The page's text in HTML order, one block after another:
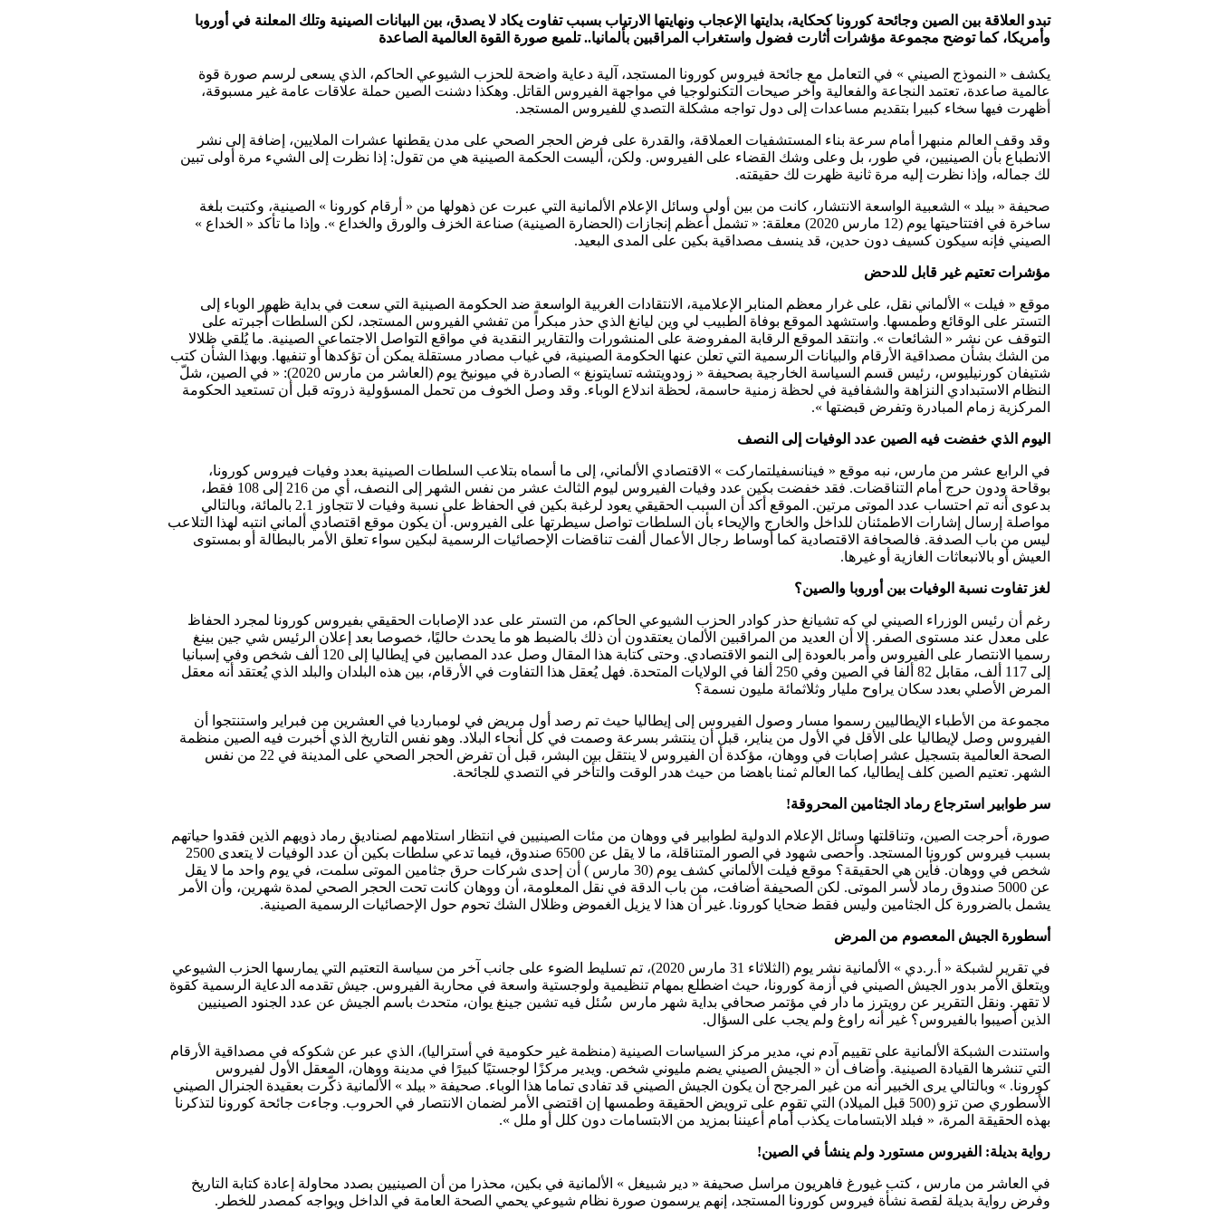
تبدو العلاقة بين الصين وجائحة كورونا كحكاية، بدايتها الإعجاب ونهايتها الارتياب بسبب تفاوت يكاد لا يصدق، بين البيانات الصينية وتلك المعلنة في أوروبا
وأمريكا، كما توضح مجموعة مؤشرات أثارت فضول واستغراب المراقبين بألمانيا.. تلميع صورة القوة العالمية الصاعدة
يكشف « النموذج الصيني » في التعامل مع جائحة فيروس كورونا المستجد، آلية دعاية واضحة للحزب الشيوعي الحاكم، الذي يسعى لرسم صورة قوة
عالمية صاعدة، تعتمد النجاعة والفعالية وآخر صيحات التكنولوجيا في مواجهة الفيروس القاتل. وهكذا دشنت الصين حملة علاقات عامة غير مسبوقة،
أظهرت فيها سخاء كبيرا بتقديم مساعدات إلى دول تواجه مشكلة التصدي للفيروس المستجد.
وقد وقف العالم منبهرا أمام سرعة بناء المستشفيات العملاقة، والقدرة على فرض الحجر الصحي على مدن يقطنها عشرات الملايين، إضافة إلى نشر
الانطباع بأن الصينيين، في طور، بل وعلى وشك القضاء على الفيروس. ولكن، أليست الحكمة الصينية هي من تقول: إذا نظرت إلى الشيء مرة أولى تبين
لك جماله، وإذا نظرت إليه مرة ثانية ظهرت لك حقيقته.
صحيفة « بيلد » الشعبية الواسعة الانتشار، كانت من بين أولى وسائل الإعلام الألمانية التي عبرت عن ذهولها من « أرقام كورونا » الصينية، وكتبت بلغة
ساخرة في افتتاحيتها يوم (12 مارس 2020) معلقة: « تشمل أعظم إنجازات (الحضارة الصينية) صناعة الخزف والورق والخداع ». وإذا ما تأكد « الخداع »
الصيني فإنه سيكون كسيف دون حدين، قد ينسف مصداقية بكين على المدى البعيد.
مؤشرات تعتيم غير قابل للدحض
موقع « فيلت » الألماني نقل، على غرار معظم المنابر الإعلامية، الانتقادات الغربية الواسعة ضد الحكومة الصينية التي سعت في بداية ظهور الوباء إلى
التستر على الوقائع وطمسها. واستشهد الموقع بوفاة الطبيب لي وين ليانغ الذي حذر مبكراً من تفشي الفيروس المستجد، لكن السلطات أُجبرته على
التوقف عن نشر « الشائعات ». وانتقد الموقع الرقابة المفروضة على المنشورات والتقارير النقدية في مواقع التواصل الاجتماعي الصينية. ما يُلقي ظلالا
من الشك بشأن مصداقية الأرقام والبيانات الرسمية التي تعلن عنها الحكومة الصينية، في غياب مصادر مستقلة يمكن أن تؤكدها أو تنفيها. وبهذا الشأن كتب
شتيفان كورنيليوس، رئيس قسم السياسة الخارجية بصحيفة « زودويتشه تسايتونغ » الصادرة في ميونيخ يوم (العاشر من مارس 2020): « في الصين، شلّ
النظام الاستبدادي النزاهة والشفافية في لحظة زمنية حاسمة، لحظة اندلاع الوباء. وقد وصل الخوف من تحمل المسؤولية ذروته قبل أن تستعيد الحكومة
المركزية زمام المبادرة وتفرض قبضتها ».
اليوم الذي خفضت فيه الصين عدد الوفيات إلى النصف
في الرابع عشر من مارس، نبه موقع « فينانسفيلتماركت » الاقتصادي الألماني، إلى ما أسماه بتلاعب السلطات الصينية بعدد وفيات فيروس كورونا،
بوقاحة ودون حرج أمام التناقضات. فقد خفضت بكين عدد وفيات الفيروس ليوم الثالث عشر من نفس الشهر إلى النصف، أي من 216 إلى 108 فقط،
بدعوى أنه تم احتساب عدد الموتى مرتين. الموقع أكد أن السبب الحقيقي يعود لرغبة بكين في الحفاظ على نسبة وفيات لا تتجاوز 2.1 بالمائة، وبالتالي
مواصلة إرسال إشارات الاطمئنان للداخل والخارج والإيحاء بأن السلطات تواصل سيطرتها على الفيروس. أن يكون موقع اقتصادي ألماني انتبه لهذا التلاعب
ليس من باب الصدفة. فالصحافة الاقتصادية كما أوساط رجال الأعمال ألفت تناقضات الإحصائيات الرسمية لبكين سواء تعلق الأمر بالبطالة أو بمستوى
العيش أو بالانبعاثات الغازية أو غيرها.
لغز تفاوت نسبة الوفيات بين أوروبا والصين؟
رغم أن رئيس الوزراء الصيني لي كه تشيانغ حذر كوادر الحزب الشيوعي الحاكم، من التستر على عدد الإصابات الحقيقي بفيروس كورونا لمجرد الحفاظ
على معدل عند مستوى الصفر. إلا أن العديد من المراقبين الألمان يعتقدون أن ذلك بالضبط هو ما يحدث حاليًا، خصوصا بعد إعلان الرئيس شي جين بينغ
رسميا الانتصار على الفيروس وأمر بالعودة إلى النمو الاقتصادي. وحتى كتابة هذا المقال وصل عدد المصابين في إيطاليا إلى 120 ألف شخص وفي إسبانيا
إلى 117 ألف، مقابل 82 ألفا في الصين وفي 250 ألفا في الولايات المتحدة. فهل يُعقل هذا التفاوت في الأرقام، بين هذه البلدان والبلد الذي يُعتقد أنه معقل
المرض الأصلي بعدد سكان يراوح مليار وثلاثمائة مليون نسمة؟
مجموعة من الأطباء الإيطاليين رسموا مسار وصول الفيروس إلى إيطاليا حيث تم رصد أول مريض في لومبارديا في العشرين من فبراير واستنتجوا أن
الفيروس وصل لإيطاليا على الأقل في الأول من يناير، قبل أن ينتشر بسرعة وصمت في كل أنحاء البلاد. وهو نفس التاريخ الذي أخبرت فيه الصين منظمة
الصحة العالمية بتسجيل عشر إصابات في ووهان، مؤكدة أن الفيروس لا ينتقل بين البشر، قبل أن تفرض الحجر الصحي على المدينة في 22 من نفس
الشهر. تعتيم الصين كلف إيطاليا، كما العالم ثمنا باهضا من حيث هدر الوقت والتأخر في التصدي للجائحة.
سر طوابير استرجاع رماد الجثامين المحروقة!
صورة، أحرجت الصين، وتناقلتها وسائل الإعلام الدولية لطوابير في ووهان من مئات الصينيين في انتظار استلامهم لصناديق رماد ذويهم الذين فقدوا حياتهم
بسبب فيروس كورونا المستجد. وأحصى شهود في الصور المتناقلة، ما لا يقل عن 6500 صندوق، فيما تدعي سلطات بكين أن عدد الوفيات لا يتعدى 2500
شخص في ووهان. فأين هي الحقيقة؟ موقع فيلت الألماني كشف يوم (30 مارس ) أن إحدى شركات حرق جثامين الموتى سلمت، في يوم واحد ما لا يقل
عن 5000 صندوق رماد لأسر الموتى. لكن الصحيفة أضافت، من باب الدقة في نقل المعلومة، أن ووهان كانت تحت الحجر الصحي لمدة شهرين، وأن الأمر
يشمل بالضرورة كل الجثامين وليس فقط ضحايا كورونا. غير أن هذا لا يزيل الغموض وظلال الشك تحوم حول الإحصائيات الرسمية الصينية.
أسطورة الجيش المعصوم من المرض
في تقرير لشبكة « أ.ر.دي » الألمانية نشر يوم (الثلاثاء 31 مارس 2020)، تم تسليط الضوء على جانب آخر من سياسة التعتيم التي يمارسها الحزب الشيوعي
ويتعلق الأمر بدور الجيش الصيني في أزمة كورونا، حيث اضطلع بمهام تنظيمية ولوجستية واسعة في محاربة الفيروس. جيش تقدمه الدعاية الرسمية كقوة
لا تقهر. ونقل التقرير عن رويترز ما دار في مؤتمر صحافي بداية شهر مارس سُئل فيه تشين جينغ يوان، متحدث باسم الجيش عن عدد الجنود الصينيين
الذين أصيبوا بالفيروس؟ غير أنه راوغ ولم يجب على السؤال.
واستندت الشبكة الألمانية على تقييم آدم ني، مدير مركز السياسات الصينية (منظمة غير حكومية في أستراليا)، الذي عبر عن شكوكه في مصداقية الأرقام
التي تنشرها القيادة الصينية. وأضاف أن « الجيش الصيني يضم مليوني شخص. ويدير مركزًا لوجستيًا كبيرًا في مدينة ووهان، المعقل الأول لفيروس
كورونا. » وبالتالي يرى الخبير أنه من غير المرجح أن يكون الجيش الصيني قد تفادى تماما هذا الوباء. صحيفة « بيلد » الألمانية ذكّرت بعقيدة الجنرال الصيني
الأسطوري صن تزو (500 قبل الميلاد) التي تقوم على ترويض الحقيقة وطمسها إن اقتضى الأمر لضمان الانتصار في الحروب. وجاءت جائحة كورونا لتذكرنا
بهذه الحقيقة المرة، « فبلد الابتسامات يكذب أمام أعيننا بمزيد من الابتسامات دون كلل أو ملل ».
رواية بديلة: الفيروس مستورد ولم ينشأ في الصين!
في العاشر من مارس ، كتب غيورغ فاهريون مراسل صحيفة « دير شبيغل » الألمانية في بكين، محذرا من أن الصينيين بصدد محاولة إعادة كتابة التاريخ
وفرض رواية بديلة لقصة نشأة فيروس كورونا المستجد، إنهم يرسمون صورة نظام شيوعي يحمي الصحة العامة في الداخل ويواجه كمصدر للخطر.